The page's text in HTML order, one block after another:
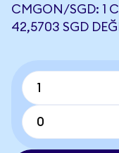
CMGON/SGD: 1
42,5703 SGD